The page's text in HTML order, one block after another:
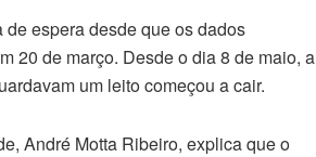
espera desde que os dados
20 de março. Desde o dia 8 de maio, a
um leito começou a cair.
André Motta Ribeiro, explica que o